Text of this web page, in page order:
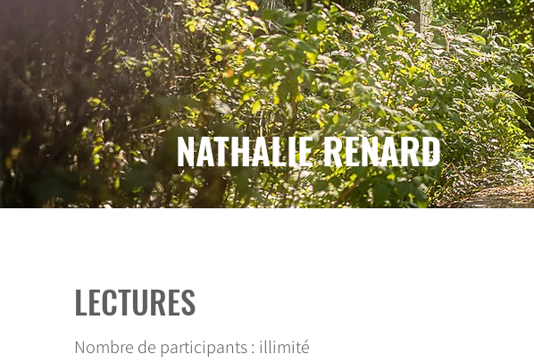
NATHALIE RENARD
LECTURES
Nombre de participants : illimité